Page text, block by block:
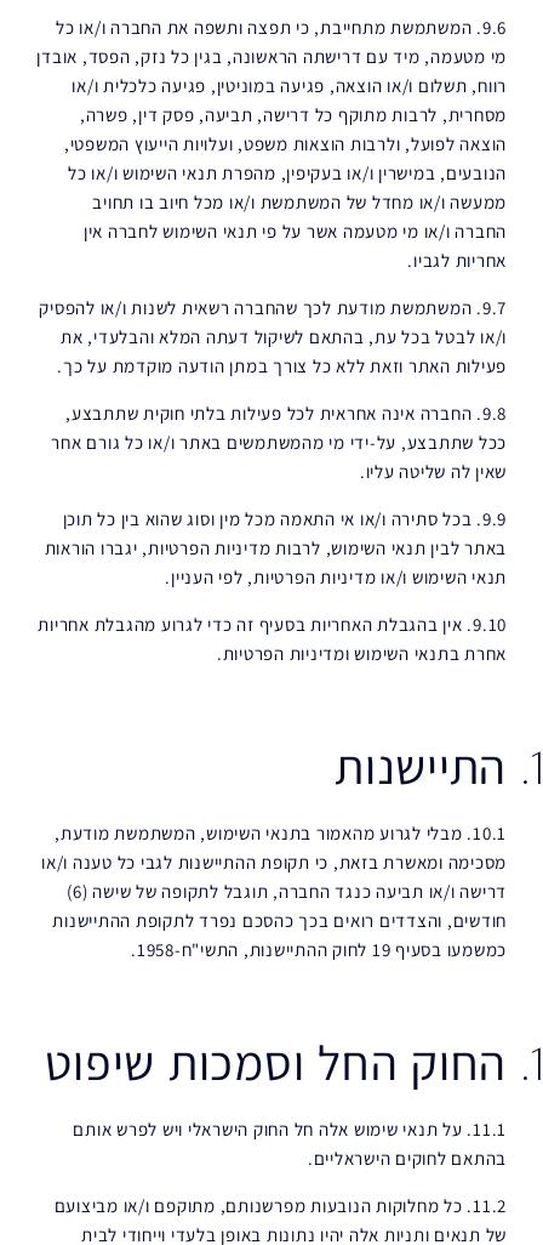
9.6. המשתמשת מתחייבת, כי תפצה ותשפה את החברה ו/או כל
מי מטעמה, מיד עם דרישתה הראשונה, בגין כל נזק, הפסד, אובדן
רווח, תשלום ו/או הוצאה, פגיעה במוניטין, פגיעה כלכלית ו/או
מסחרית, לרבות מתוקף כל דרישה, תביעה, פסק דין, פשרה,
הוצאה לפועל, ולרבות הוצאות משפט, ועלויות הייעוץ המשפטי,
הנובעים, במישרין ו/או בעקיפין, מהפרת תנאי השימוש ו/או כל
ממעשה ו/או מחדל של המשתמשת ו/או מכל חיוב בו תחויב
החברה ו/או מי מטעמה אשר על פי תנאי השימוש לחברה אין
אחריות לגביו.
9.7. המשתמשת מודעת לכך שהחברה רשאית לשנות ו/או להפסיק
ו/או לבטל בכל עת, בהתאם לשיקול דעתה המלא והבלעדי, את
פעילות האתר וזאת ללא כל צורך במתן הודעה מוקדמת על כך.
9.8. החברה אינה אחראית לכל פעילות בלתי חוקית שתתבצע,
ככל שתתבצע, על-ידי מי מהמשתמשים באתר ו/או כל גורם אחר
שאין לה שליטה עליו.
9.9. בכל סתירה ו/או אי התאמה מכל מין וסוג שהוא בין כל תוכן
באתר לבין תנאי השימוש, לרבות מדיניות הפרטיות, יגברו הוראות
תנאי השימוש ו/או מדיניות הפרטיות, לפי העניין.
9.10. אין בהגבלת האחריות בסעיף זה כדי לגרוע מהגבלת אחריות
אחרת בתנאי השימוש ומדיניות הפרטיות.
התיישנות
10.1. מבלי לגרוע מהאמור בתנאי השימוש, המשתמשת מודעת,
מסכימה ומאשרת בזאת, כי תקופת ההתיישנות לגבי כל טענה ו/או
דרישה ו/או תביעה כנגד החברה, תוגבל לתקופה של שישה (6)
חודשים, והצדדים רואים בכך כהסכם נפרד לתקופת ההתיישנות
כמשמעו בסעיף 19 לחוק ההתיישנות, התשי"ח-1958.
החוק החל וסמכות שיפוט
11.1. על תנאי שימוש אלה חל החוק הישראלי ויש לפרש אותם
בהתאם לחוקים הישראליים.
11.2. כל מחלוקות הנובעות מפרשנותם, מתוקפם ו/או מביצועם
של תנאים ותניות אלה יהיו נתונות באופן בלעדי וייחודי לבית